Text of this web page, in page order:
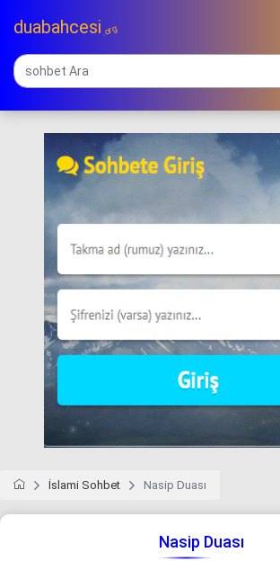
duabahcesi.org
İslami Sohbet Nasip Duası
Nasip Duası